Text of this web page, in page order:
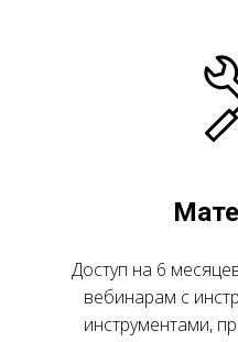
Доступ на 6
вебинарам с
инструментами,